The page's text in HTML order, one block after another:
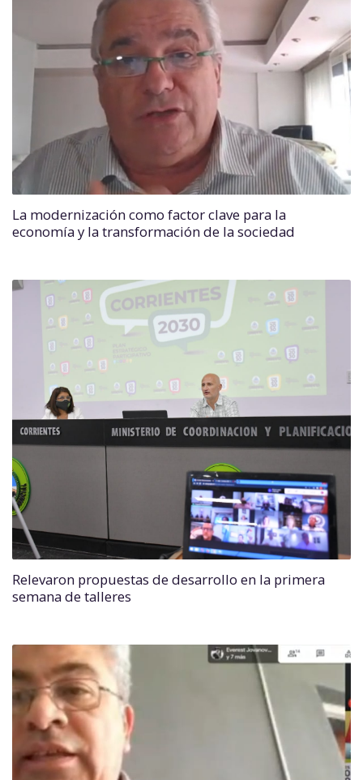
La modernización como factor clave para la
economía y la transformación de la sociedad
Relevaron propuestas de desarrollo en la primera
semana de talleres